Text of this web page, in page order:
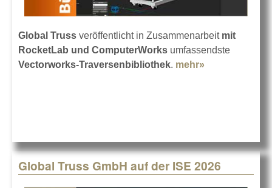
Global Truss veröffentlicht in Zusammenarbeitmit
RocketLab und ComputerWorks umfassendste
Vectorworks-Traversenbibliothek. mehr»
Global Truss GmbH auf der ISE 2026